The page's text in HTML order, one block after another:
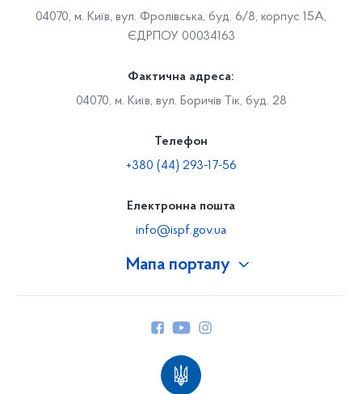
Мапа порталу
04070, м. Київ, вул. Фролівська, буд. 6/8, корпус 15А,
ЄДРПОУ 00034163
Фактична адреса:
04070, м. Київ, вул. Боричів Тік, буд. 28
Телефон
+380 (44) 293-17-56
Електронна пошта
info@ispf.gov.ua